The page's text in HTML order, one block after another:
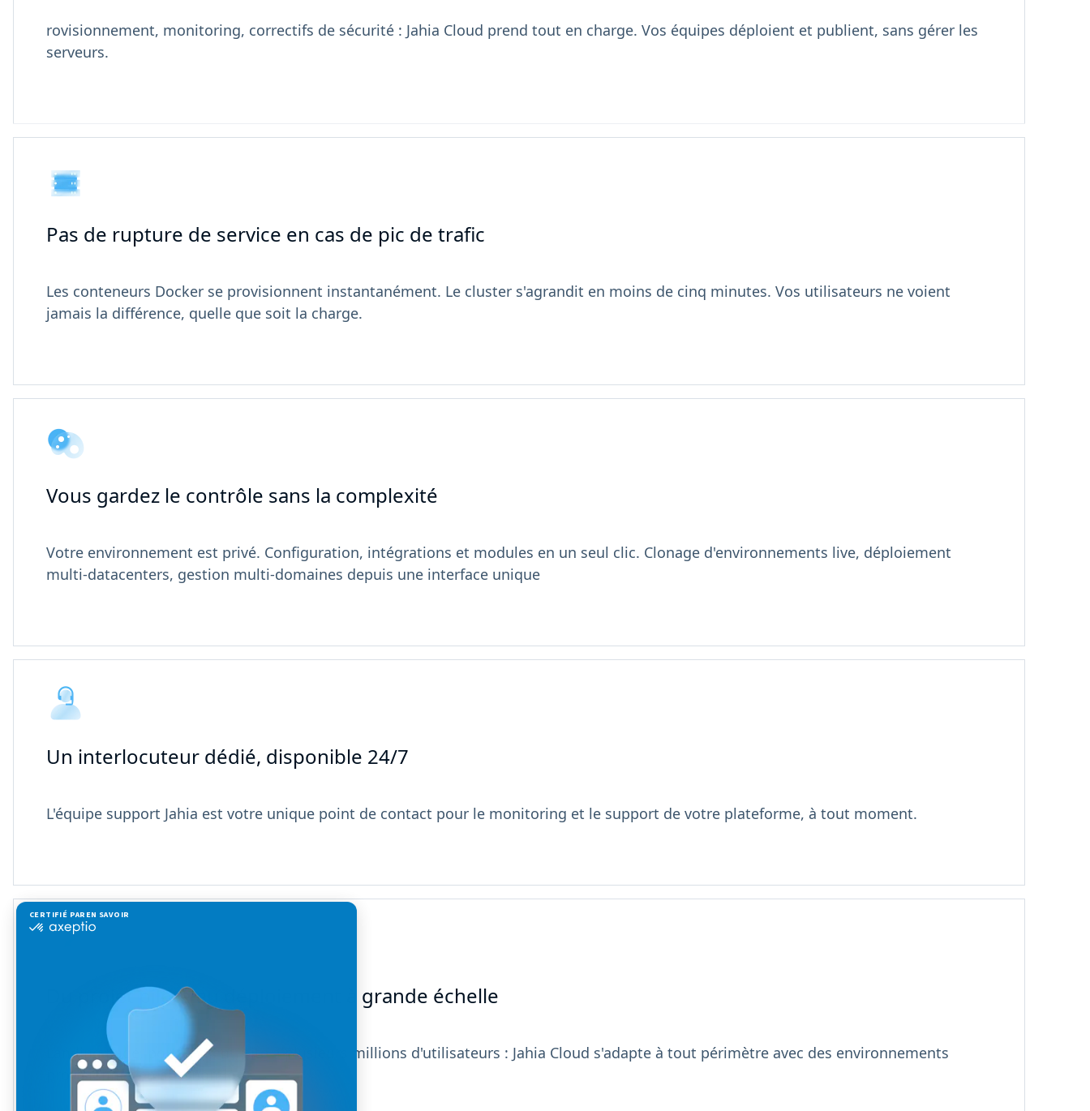
rovisionnement, monitoring, correctifs de sécurité : Jahia Cloud prend tout en charge. Vos équipes déploient et publient, sans gérer les
serveurs.
Pas de rupture de service en cas de pic de trafic
Les conteneurs Docker se provisionnent instantanément. Le cluster s'agrandit en moins de cinq minutes. Vos utilisateurs ne voient
jamais la différence, quelle que soit la charge.
Vous gardez le contrôle sans la complexité
Votre environnement est privé. Configuration, intégrations et modules en un seul clic. Clonage d'environnements live, déploiement
multi-datacenters, gestion multi-domaines depuis une interface unique
Un interlocuteur dédié, disponible 24/7
L'équipe support Jahia est votre unique point de contact pour le monitoring et le support de votre plateforme, à tout moment.
Du projet pilote au déploiement à grande échelle
Landing page, portail client, site à plusieurs millions d'utilisateurs : Jahia Cloud s'adapte à tout périmètre avec des environnements
provisionnés en autonomie.